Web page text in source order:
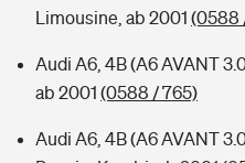
Limousine, ab 2001 (0588
Audi A6, 4B (A6 AVANT
ab 2001 (0588 / 765)
Audi A6, 4B (A6 AVANT